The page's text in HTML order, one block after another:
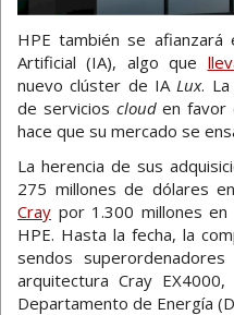
HPE también se afianzará
Artificial (IA), algo que
nuevo clúster de IALux.
de servicios clouden favor
hace que su mercado se
La herencia de sus
275 millones de dólares
Cray por 1.300 millones
HPE. Hasta la fecha, la
sendos
arquitectura Cray
Departamento de Energía